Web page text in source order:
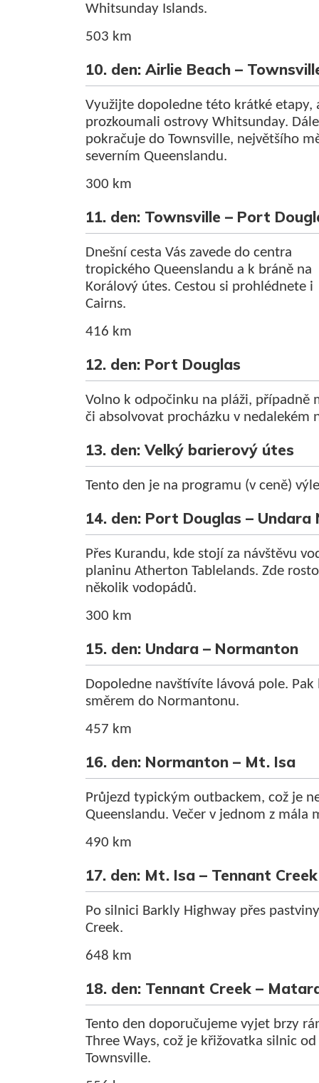
Whitsunday Islands.
503 km
10. den: Airlie Beach –
Využijte dopoledne této krátké etapy,
prozkoumali ostrovy Whitsunday.
pokračuje do Townsville, největšího
severním Queenslandu.
300 km
11. den: Townsville – Port
Dnešní cesta Vás zavede do centra
tropického Queenslandu a k bráně na
Korálový útes. Cestou si prohlédnete i
Cairns.
416 km
12. den: Port Douglas
Volno k odpočinku na pláži, případně
či absolvovat procházku v nedalekém
13. den: Velký barierový útes
Tento den je na programu (v ceně)
14. den: Port Douglas – Undara
Přes Kurandu, kde stojí za návštěvu
planinu Atherton Tablelands. Zde
několik vodopádů.
300 km
15. den: Undara – Normanton
Dopoledne navštívíte lávová pole.
směrem do Normantonu.
457 km
16. den: Normanton – Mt. Isa
Průjezd typickým outbackem, což je
Queenslandu. Večer v jednom z mála
490 km
17. den: Mt. Isa – Tennant Creek
Po silnici Barkly Highway přes
Creek.
648 km
18. den: Tennant Creek –
Tento den doporučujeme vyjet brzy
Three Ways, což je křižovatka silnic
Townsville.